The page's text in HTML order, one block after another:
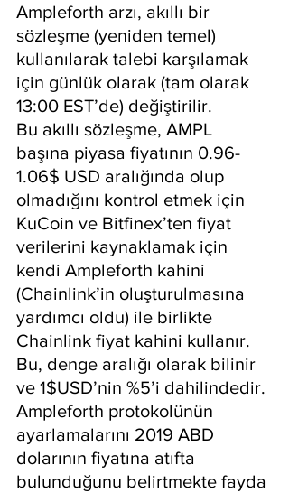
Ampleforth arzı, akıllı bir
sözleşme (yeniden temel)
kullanılarak talebi karşılamak
için günlük olarak (tam olarak
13:00 EST’de) değiştirilir.
Bu akıllı sözleşme, AMPL
başına piyasa fiyatının 0.96-
1.06$ USD aralığında olup
olmadığını kontrol etmek için
KuCoin ve Bitfinex’ten fiyat
verilerini kaynaklamak için
kendi Ampleforth kahini
(Chainlink’in oluşturulmasına
yardımcı oldu) ile birlikte
Chainlink fiyat kahini kullanır.
Bu, denge aralığı olarak bilinir
ve 1$USD’nin %5’i dahilindedir.
Ampleforth protokolünün
ayarlamalarını 2019 ABD
dolarının fiyatına atıfta
bulunduğunu belirtmekte fayda